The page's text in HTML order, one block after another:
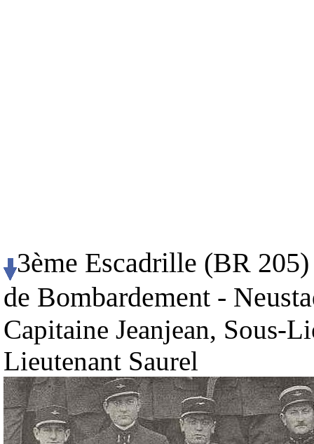
3ème Escadrille (BR
de Bombardement -
Capitaine Jeanjean, Sous-
Lieutenant Saurel